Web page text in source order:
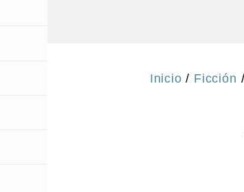
Inicio / Ficción /